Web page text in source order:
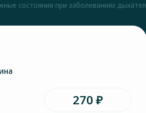
состояния при заболеваниях
270 ₽